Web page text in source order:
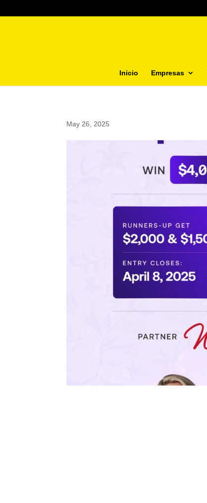
Inicio Empresas
May 26, 2025